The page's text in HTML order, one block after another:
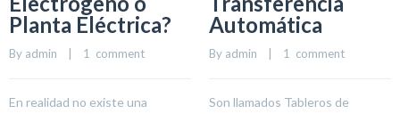
Planta Eléctrica?
By admin 1  comment
En realidad no existe una
Automática
By admin 1  comment
Son llamados Tableros de